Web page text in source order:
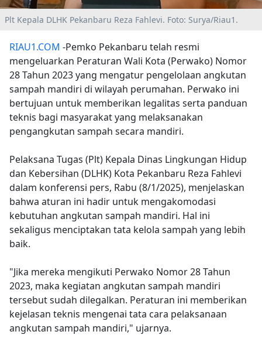
Plt Kepala DLHK Pekanbaru Reza Fahlevi. Foto: Surya/Riau1.
RIAU1.COM -Pemko Pekanbaru telah resmi
mengeluarkan Peraturan Wali Kota (Perwako) Nomor
28 Tahun 2023 yang mengatur pengelolaan angkutan
sampah mandiri di wilayah perumahan. Perwako ini
bertujuan untuk memberikan legalitas serta panduan
teknis bagi masyarakat yang melaksanakan
pengangkutan sampah secara mandiri.
Pelaksana Tugas (Plt) Kepala Dinas Lingkungan Hidup
dan Kebersihan (DLHK) Kota Pekanbaru Reza Fahlevi
dalam konferensi pers, Rabu (8/1/2025), menjelaskan
bahwa aturan ini hadir untuk mengakomodasi
kebutuhan angkutan sampah mandiri. Hal ini
sekaligus menciptakan tata kelola sampah yang lebih
baik.
"Jika mereka mengikuti Perwako Nomor 28 Tahun
2023, maka kegiatan angkutan sampah mandiri
tersebut sudah dilegalkan. Peraturan ini memberikan
kejelasan teknis mengenai tata cara pelaksanaan
angkutan sampah mandiri," ujarnya.